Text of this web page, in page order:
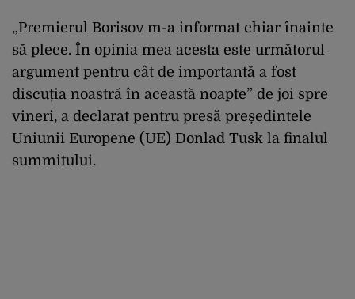
„Premierul Borisov m-a informat chiar înainte
să plece. În opinia mea acesta este următorul
argument pentru cât de importantă a fost
discuția noastră în această noapte” de joi spre
vineri, a declarat pentru presă președintele
Uniunii Europene (UE) Donlad Tusk la finalul
summitului.